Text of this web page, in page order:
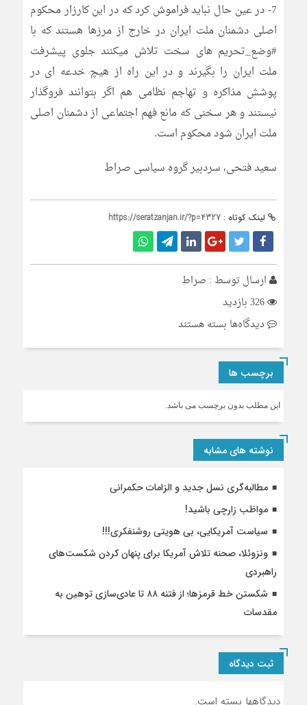
7- در عین حال نباید فراموش کرد که در این کارزار محکوم
اصلی دشمنان ملت ایران در خارج از مرزها هستند که با
#وضع_تحریم های سخت تلاش میکنند جلوی پیشرفت
ملت ایران را بگیرند و در این راه از هیچ خدعه ای در
پوشش مذاکره و تهاجم نظامی هم اگر بتوانند فروگذار
نیستند و هر سخنی که مانع فهم اجتماعی از دشمنان اصلی
ملت ایران شود محکوم است.
سعید فتحی، سردبیر گروه سیاسی صراط
لینک کوتاه : https://seratzanjan.ir/?p=4327
ارسال توسط : صراط
دیدگاه‌ها برای
با
ضد
بسته هستند
برچسب ها
این مطلب بدون برچسب می باشد.
نوشته های مشابه
مطالبه‌گری نسل جدید و الزامات حکمرانی
مواظب زارچی باشید!
سیاست آمریکایی، بی هویتی روشنفکری!!!
ونزوئلا، صحنه تلاش آمریکا برای پنهان کردن شکست‌های
راهبردی
شکستن خط قرمزها؛ از فتنه ۸۸ تا عادی‌سازی توهین به
مقدسات
ثبت دیدگاه
دیدگاهها بسته است.